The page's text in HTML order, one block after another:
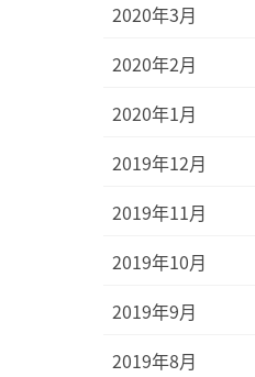
2020年3月
2020年2月
2020年1月
2019年12月
2019年11月
2019年10月
2019年9月
2019年8月